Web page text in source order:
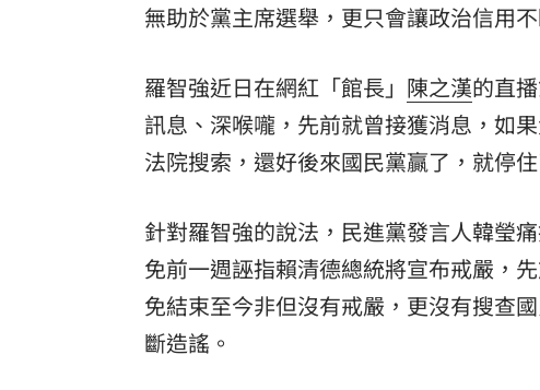
無助於黨主席選舉，更只會讓政治信用不
羅智強近日在網紅「館長」 陳之漢的直
訊息、深喉嚨，先前就曾接獲消息，如
法院搜索，還好後來國民黨贏了，就停住
針對羅智強的說法，民進黨發言人韓瑩
免前一週誣指賴清德總統將宣布戒嚴，
免結束至今非但沒有戒嚴，更沒有搜查
斷造謠。